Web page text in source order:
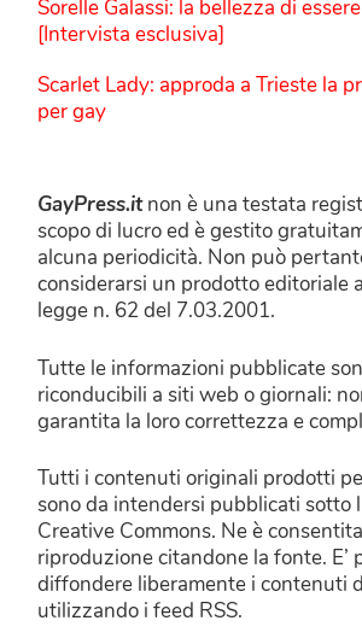
Sorelle Galassi: la bellezza di
[Intervista esclusiva]
Scarlet Lady: approda a Trieste la
per gay
GayPress.itnon è una testata
scopo di lucro ed è gestito
alcuna periodicità. Non può
considerarsi un prodotto editoriale
legge n. 62 del 7.03.2001.
Tutte le informazioni pubblicate
riconducibili a siti web o giornali:
garantita la loro correttezza e
Tutti i contenuti originali prodotti
sono da intendersi pubblicati sotto
Creative Commons. Ne è
riproduzione citandone la fonte. E’
diffondere liberamente i contenuti
utilizzando i feed RSS.